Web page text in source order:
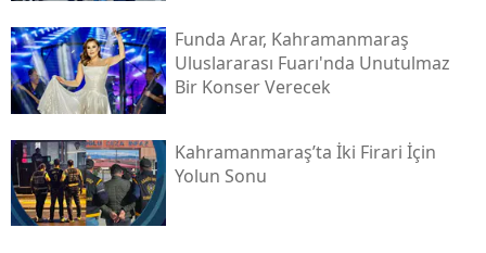
Funda Arar, Kahramanmaraş
Uluslararası Fuarı'nda Unutulmaz
Bir Konser Verecek
Kahramanmaraş’ta İki Firari İçin
Yolun Sonu